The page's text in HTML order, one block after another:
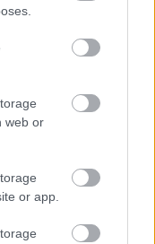
web or
or app.
για το FSD